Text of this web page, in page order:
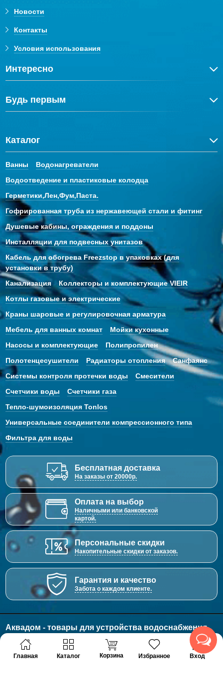
Главная Каталог Корзина Избранное Вход
Новости
Контакты
Условия использования
Интересно
Будь первым
Каталог
Ванны
Водонагреватели
Водоотведение и пластиковые колодца
Герметики,Лен,Фум,Паста.
Гофрированная труба из нержавеющей стали и фитинг
Душевые кабины, ограждения и поддоны
Инсталляции для подвесных унитазов
Кабель для обогрева Freezstop в упаковках (для
установки в трубу)
Канализация
Коллекторы и комплектующие VIEIR
Котлы газовые и электрические
Краны шаровые и регулировочная арматура
Мебель для ванных комнат
Мойки кухонные
Насосы и комплектующие
Полипропилен
Полотенцесушители
Радиаторы отопления
Санфаянс
Системы контроля протечки воды
Смесители
Счетчики воды
Счетчики газа
Тепло-шумоизоляция Tonlos
Универсальные соединители компрессионного типа
Фильтра для воды
Бесплатная доставка
На заказы от 20000р.
Оплата на выбор
Наличными или банковской
картой.
Персональные скидки
Накопительные скидки от заказов.
Гарантия и качество
Забота о каждом клиенте.
Аквадом - товары для устройства водоснабжения,
отопления и канализации.
© 2011 - 2026 Все права защищены